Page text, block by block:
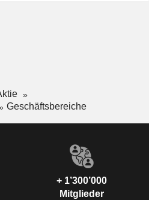
Geschäftsbereiche
+ 1’300’000
Mitglieder